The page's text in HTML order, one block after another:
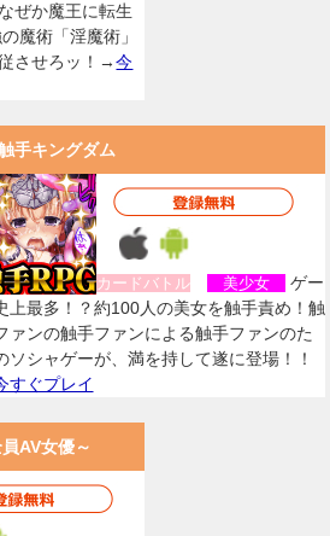
ぜか魔王に転生
魔術「淫魔術」
させろッ！→今
手キングダム
カードバトル 美少女
ゲー
上最多！？約100人の美女を触手責め！触
ァンの触手ファンによる触手ファンのた
ソシャゲーが、満を持して遂に登場！！
すぐプレイ
AV女優～